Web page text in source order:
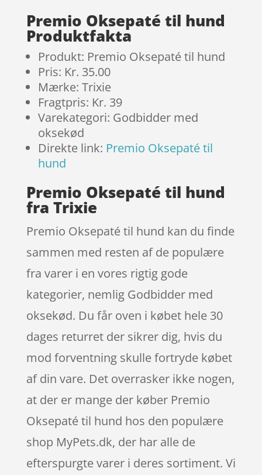
Premio Oksepaté til hund
Produktfakta
Produkt: Premio Oksepaté til hund
Pris: Kr. 35.00
Mærke: Trixie
Fragtpris: Kr. 39
Varekategori: Godbidder med
oksekød
Direkte link: Premio Oksepaté til
hund
Premio Oksepaté til hund
fra Trixie
Premio Oksepaté til hund kan du finde
sammen med resten af de populære
fra varer i en vores rigtig gode
kategorier, nemlig Godbidder med
oksekød. Du får oven i købet hele 30
dages returret der sikrer dig, hvis du
mod forventning skulle fortryde købet
af din vare. Det overrasker ikke nogen,
at der er mange der køber Premio
Oksepaté til hund hos den populære
shop MyPets.dk, der har alle de
efterspurgte varer i deres sortiment. Vi